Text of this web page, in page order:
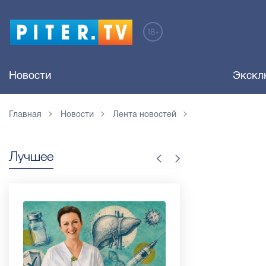
Новости
Главная Новости Лента новостей
Лучшее